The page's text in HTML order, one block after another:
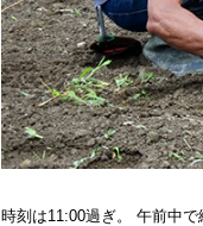
時刻は11:00過ぎ。 午前中